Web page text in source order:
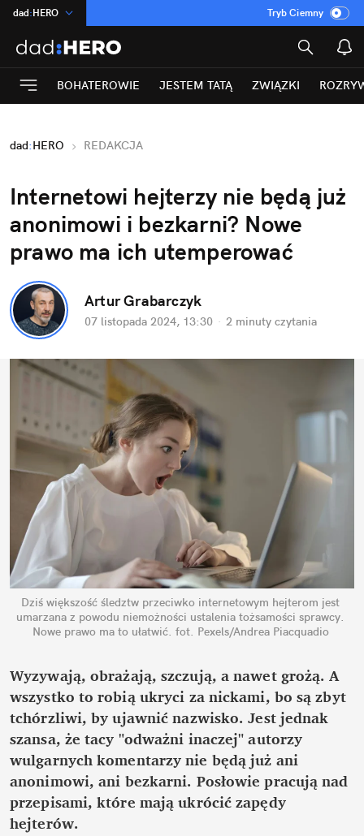
dad:HERO
:Temat
INN:Poland
ASZ:dziennik
Rozrywka
Tryb Ciemny
BOHATEROWIE JESTEM TATĄ ZWIĄZKI
dad:HERO REDAKCJA
Internetowi hejterzy nie będą już
anonimowi i bezkarni? Nowe
prawo ma ich utemperować
Artur Grabarczyk
07 listopada 2024, 13:30 · 2 minuty czytania
Dziś większość śledztw przeciwko internetowym hejterom jest
umarzana z powodu niemożności ustalenia tożsamości sprawcy.
Nowe prawo ma to ułatwić. fot. Pexels/Andrea Piacquadio
Wyzywają, obrażają, szczują, a nawet grożą. A
wszystko to robią ukryci za nickami, bo są zbyt
tchórzliwi, by ujawnić nazwisko. Jest jednak
szansa, że tacy "odważni inaczej" autorzy
wulgarnych komentarzy nie będą już ani
anonimowi, ani bezkarni. Posłowie pracują nad
przepisami, które mają ukrócić zapędy
hejterów.